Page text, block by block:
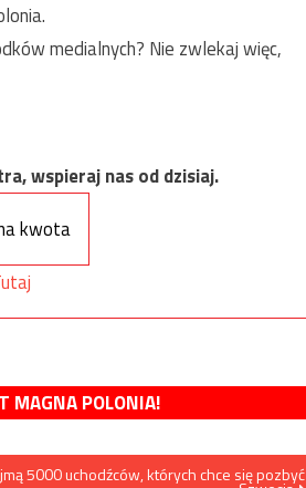
medialnych? Nie zwlekaj więc,
wspieraj nas od dzisiaj.
kwota
MAGNA POLONIA!
5000 uchodźców, których chce się pozbyć